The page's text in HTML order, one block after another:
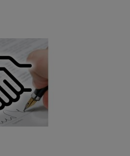
o archiwizacji. Oznacza
3, 5, 10, 20 lub 50 lat od
sprawy (zgodnie z przepisami
przetwarzaniem przez
Pana danych osobowych,
prawo do:
danych, na podstawie art. 15